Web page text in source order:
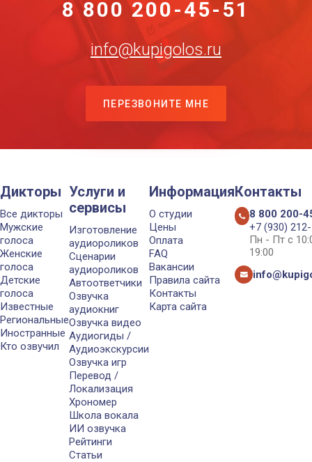
8 800 200-45-51
info@kupigolos.ru
ПЕРЕЗВОНИТЕ МНЕ
Дикторы
Все дикторы
Мужские
голоса
Женские
голоса
Детские
голоса
Известные
Региональные
Иностранные
Кто озвучил
Услуги и
сервисы
Изготовление
аудиороликов
Сценарии
аудиороликов
Автоответчики
Озвучка
аудиокниг
Озвучка видео
Аудиогиды /
Аудиоэкскурсии
Озвучка игр
Перевод /
Локализация
Хрономер
Школа вокала
ИИ озвучка
Рейтинги
Статьи
Информация
О студии
Цены
Оплата
FAQ
Вакансии
Правила сайта
Контакты
Карта сайта
Контакты
8 800 200-
+7 (930)
Пн - Пт с
19:00